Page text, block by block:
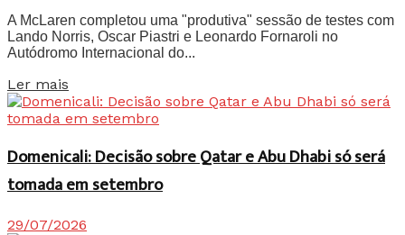
A McLaren completou uma "produtiva" sessão de testes com
Lando Norris, Oscar Piastri e Leonardo Fornaroli no
Autódromo Internacional do...
Ler mais
Domenicali: Decisão sobre Qatar e Abu Dhabi só será
tomada em setembro
29/07/2026